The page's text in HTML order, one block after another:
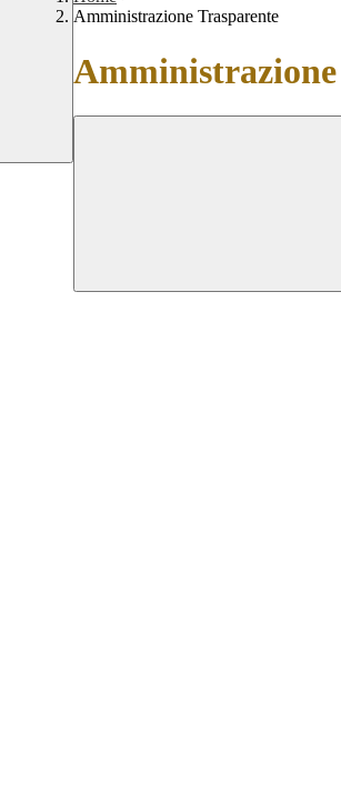
Amministrazione Trasparente